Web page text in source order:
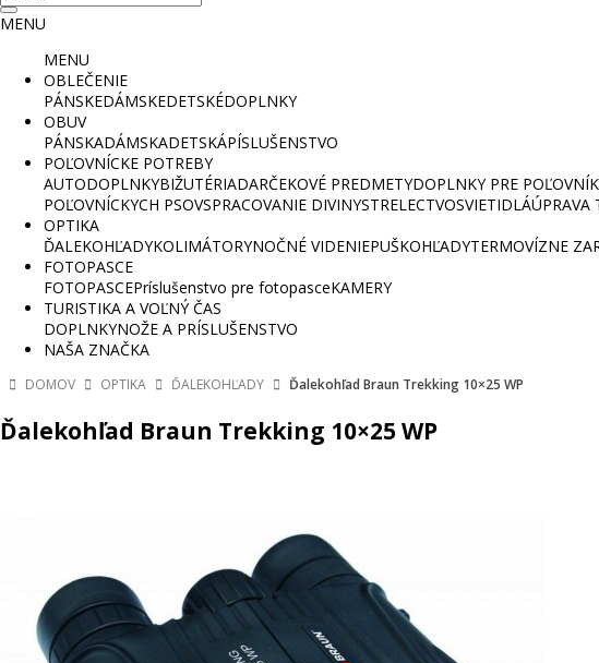
MENU
MENU
OBLEČENIE
PÁNSKEDÁMSKEDETSKÉDOPLNKY
OBUV
PÁNSKADÁMSKADETSKÁPÍSLUŠENSTVO
POĽOVNÍCKE POTREBY
AUTODOPLNKYBIŽUTÉRIADARČEKOVÉ PREDMETYDOPLNKY PRE
POĽOVNÍCKYCH PSOVSPRACOVANIE DIVINYSTRELECTVOSVIETIDLÁÚPRAVA
OPTIKA
ĎALEKOHĽADYKOLIMÁTORYNOČNÉ VIDENIEPUŠKOHĽADYTERMOVÍZNE
FOTOPASCE
FOTOPASCEPríslušenstvo pre fotopasceKAMERY
TURISTIKA A VOĽNÝ ČAS
DOPLNKYNOŽE A PRÍSLUŠENSTVO
NAŠA ZNAČKA
DOMOV OPTIKA ĎALEKOHĽADY Ďalekohľad Braun Trekking 10×25 WP
Ďalekohľad Braun Trekking 10×25 WP